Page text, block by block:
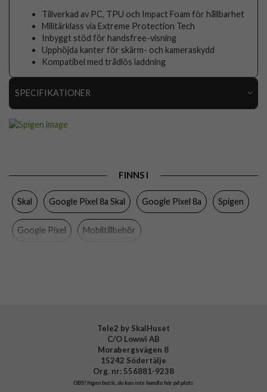
Tillverkad av PC, TPU och Impact Foam för hållbarhet
Militärklass via Extreme Protection Tech
Inbyggt stöd för handsfree-visning
Upphöjda kanter för skärm- och kameraskydd
Kompatibel med trådlös laddning
SPECIFIKATIONER
Färg Grå
FINNS I
Skal Google Pixel 8a Skal Google Pixel 8a Spigen
Google Pixel Mobiltillbehör
Tele2 by SkalHuset
C/O Lowwi AB
Morabergsvägen 8
15242 Södertälje
Org. nr: 556881-9238
OBS!Ingen butik, du kan inte handla här på plats